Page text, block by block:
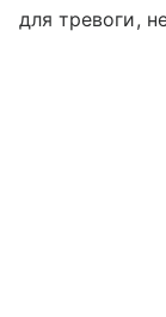
для тревоги,